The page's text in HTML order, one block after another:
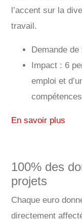
l’accent sur la
travail.
Demande
Impact : 6
emploi et
En savoir plus
100% des
projets
Chaque euro
directement